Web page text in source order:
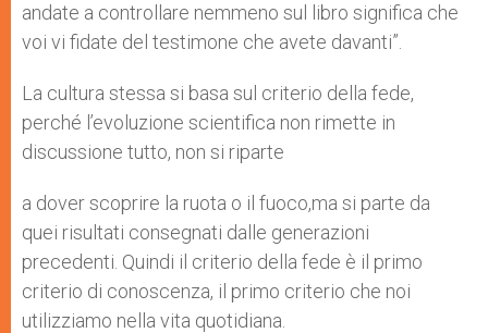
andate a controllare nemmeno sul libro significa che
voi vi fidate del testimone che avete davanti”.
La cultura stessa si basa sul criterio della fede,
perché l’evoluzione scientifica non rimette in
discussione tutto, non si riparte
a dover scoprire la ruota o il fuoco,ma si parte da
quei risultati consegnati dalle generazioni
precedenti. Quindi il criterio della fede è il primo
criterio di conoscenza, il primo criterio che noi
utilizziamo nella vita quotidiana.